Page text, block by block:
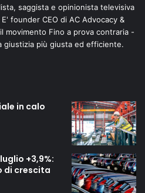
saggista e opinionista televisiva
founder CEO di AC Advocacy &
movimento Fino a prova contraria -
giustizia più giusta ed efficiente.
in calo
+3,9%:
di crescita